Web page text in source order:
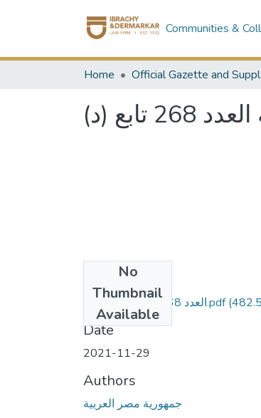
Communities &
Home
(د)
No
Thumbnail
Available
العدد 268 تابع د - مؤمن.pdf
Date
2021-11-29
Authors
جمهورية مصر العربية